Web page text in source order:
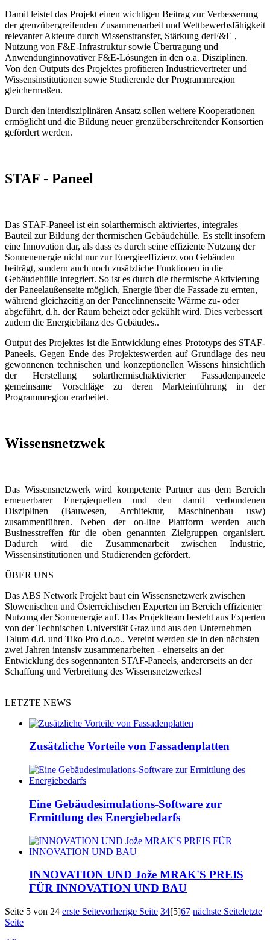
Damit leistet das Projekt einen wichtigen Beitrag zur Verbesserung
der grenzübergreifenden Zusammenarbeit und Wettbewerbsfähigkeit
relevanter Akteure durch Wissenstransfer, Stärkung derF&E ,
Nutzung von F&E-Infrastruktur sowie Übertragung und
Anwendunginnovativer F&E-Lösungen in den o.a. Disziplinen.
Von den Outputs des Projektes profitieren Industrievertreter und
Wissensinstitutionen sowie Studierende der Programmregion
gleichermaßen.
Durch den interdisziplinären Ansatz sollen weitere Kooperationen
ermöglicht und die Bildung neuer grenzüberschreitender Konsortien
gefördert werden.
STAF - Paneel
Das STAF-Paneel ist ein solarthermisch aktiviertes, integrales
Bauteil zur Bildung der thermischen Gebäudehülle. Es stellt insofern
eine Innovation dar, als dass es durch seine effiziente Nutzung der
Sonnenenergie nicht nur zur Energieeffizienz von Gebäuden
beiträgt, sondern auch noch zusätzliche Funktionen in die
Gebäudehülle integriert. So ist es durch die thermische Aktivierung
der Paneelaußenseite möglich, Energie über die Fassade zu ernten,
während gleichzeitig an der Paneelinnenseite Wärme zu- oder
abgeführt, d.h. der Raum beheizt oder gekühlt wird. Dies verbessert
zudem die Energiebilanz des Gebäudes..
Output des Projektes ist die Entwicklung eines Prototyps des STAF-
Paneels. Gegen Ende des Projekteswerden auf Grundlage des neu
gewonnenen technischen und konzeptionellen Wissens hinsichtlich
der Herstellung solarthermischaktivierter Fassadenpaneele
gemeinsame Vorschläge zu deren Markteinführung in der
Programmregion erarbeitet.
Wissensnetzwek
Das Wissensnetzwerk wird kompetente Partner aus dem Bereich
erneuerbarer Energiequellen und den damit verbundenen
Disziplinen (Bauwesen, Architektur, Maschinenbau usw)
zusammenführen. Neben der on-line Plattform werden auch
Businesstreffen für die oben genannten Zielgruppen organisiert.
Dadurch wird die Zusammenarbeit zwischen Industrie,
Wissensinstitutionen und Studierenden gefördert.
ÜBER UNS
Das ABS Network Projekt baut ein Wissensnetzwerk zwischen
Slowenischen und Österreichischen Experten im Bereich effizienter
Nutzung der Sonnenergie auf. Das Projektteam besteht aus Experten
von der Technischen Universität Graz und aus den Unternehmen
Talum d.d. und Tiko Pro d.o.o.. Vereint werden sie in den nächsten
zwei Jahren intensiv zusammenarbeiten - einerseits an der
Entwicklung des sogennanten STAF-Paneels, andererseits an der
Schaffung und Verbreitung des Wissensnetzwerkes!
LETZTE NEWS
Zusätzliche Vorteile von Fassadenplatten
Eine Gebäudesimulations-Software zur
Ermittlung des Energiebedarfs
INNOVATION UND Jože MRAK'S PREIS
FÜR INNOVATION UND BAU
Seite 5 von 24 erste Seitevorherige Seite 34[5]67 nächste Seiteletzte
Seite